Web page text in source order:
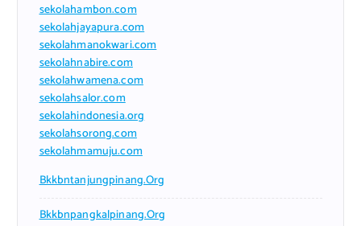
sekolahambon.com
sekolahjayapura.com
sekolahmanokwari.com
sekolahnabire.com
sekolahwamena.com
sekolahsalor.com
sekolahindonesia.org
sekolahsorong.com
sekolahmamuju.com
Bkkbntanjungpinang.org
Bkkbnpangkalpinang.org